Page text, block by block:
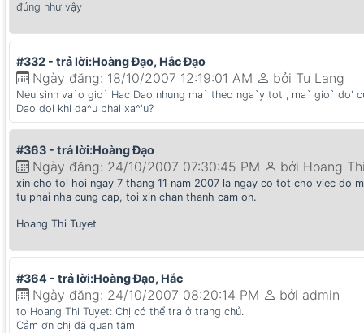
đúng như vậy
#332 - trả lời:Hoàng Đạo, Hắc Đạo
Ngày đăng: 18/10/2007 12:19:01 AM bởi Tu Lang
Neu sinh va`o gio` Hac Dao nhung ma` theo nga`y tot , ma` gio` do'
Dao doi khi da^u phai xa^'u?
#363 - trả lời:Hoàng Đạo
Ngày đăng: 24/10/2007 07:30:45 PM bởi Hoang
xin cho toi hoi ngay 7 thang 11 nam 2007 la ngay co tot cho viec do
tu phai nha cung cap, toi xin chan thanh cam on.
Hoang Thi Tuyet
#364 - trả lời:Hoàng Đạo, Hắc
Ngày đăng: 24/10/2007 08:20:14 PM bởi admin
to Hoang Thi Tuyet: Chị có thể tra ở trang chủ.
Cảm ơn chị đã quan tâm